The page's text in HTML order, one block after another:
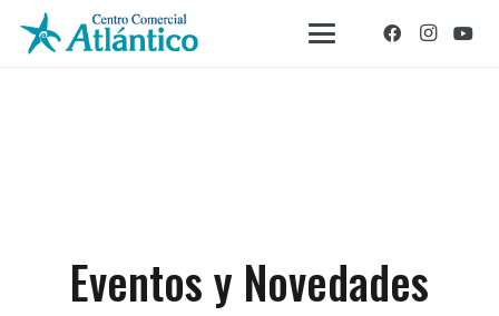
Eventos y Novedades